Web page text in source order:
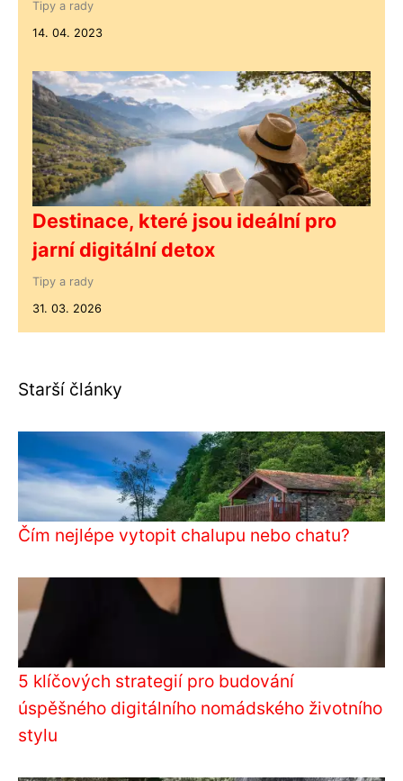
Tipy a rady
14. 04. 2023
Destinace, které jsou ideální pro
jarní digitální detox
Tipy a rady
31. 03. 2026
Starší články
Čím nejlépe vytopit chalupu nebo chatu?
5 klíčových strategií pro budování
úspěšného digitálního nomádského životního
stylu